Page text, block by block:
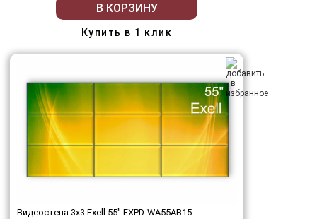
В КОРЗИНУ
Купить в 1 клик
Видеостена 3x3 Exell 55" EXPD-WA55AB15